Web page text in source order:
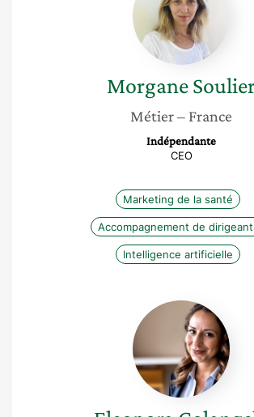
Morgane
Métier– France
Indépendante
CEO
Marketing de la santé
Accompagnement de
Intelligence artificielle
Eleonora
Colangelo